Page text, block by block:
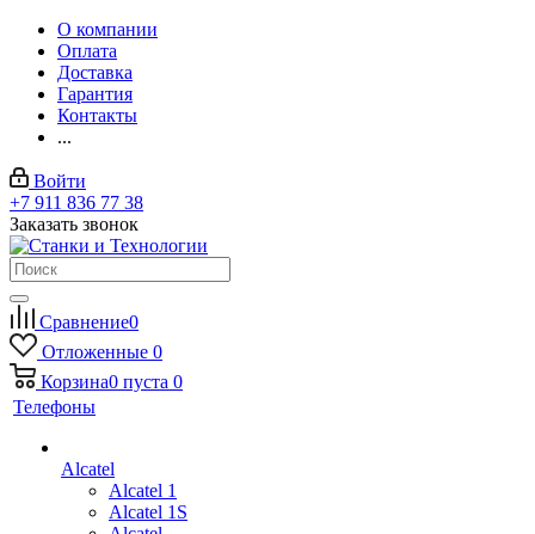
О компании
Оплата
Доставка
Гарантия
Контакты
...
Войти
+7 911 836 77 38
Заказать звонок
Сравнение0
Отложенные 0
Корзина0 пуста 0
Телефоны
Alcatel
Alcatel 1
Alcatel 1S